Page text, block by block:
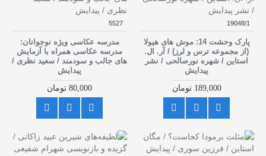
19048/1
پارک وحشت 14: موش های هیولا
(از مجموعه ترس و لرز) / آر. ال.
استاین / شهره نورصالحی / نشر
پیدایش
189,000 تومان
5527
مدرسه عکاسی ویژه نوجوانان:
مدرسه عکاسی همراه با آزمایش
های جالب و سودمند / سعید نظری /
پیدایش
80,000 تومان